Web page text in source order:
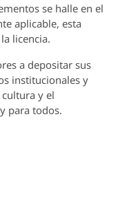
se halle en el
aplicable, esta
licencia.
a depositar sus
institucionales y
y el
para todos.